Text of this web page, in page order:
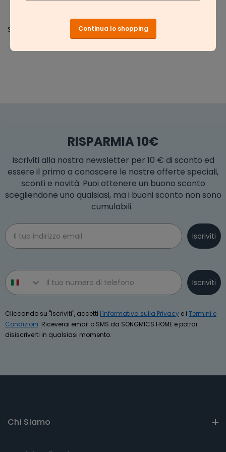
Spedizione e Resi
RISPARMIA 10€
Iscriviti alla nostra newsletter per 10 € di sconto ed
essere il primo a conoscere le nostre offerte speciali,
sconti e novità. Puoi ottenere un buono sconto
scegliendone uno qualsiasi, ma i buoni sconto non sono
cumulabili.
Email
Iscriviti
Phone number
Iscriviti
Cliccando su "Iscriviti", accetti l'Informativa sulla Privacy e i Termini e
Condizioni. Riceverai email o SMS da SONGMICS HOME e potrai
disiscriverti in qualsiasi momento.
Chi Siamo
Continua lo shopping